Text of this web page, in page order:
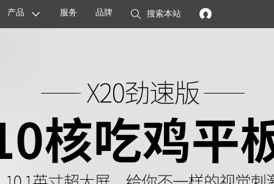
搜索本站
品牌
服务
产品
主板 智能设备 配件